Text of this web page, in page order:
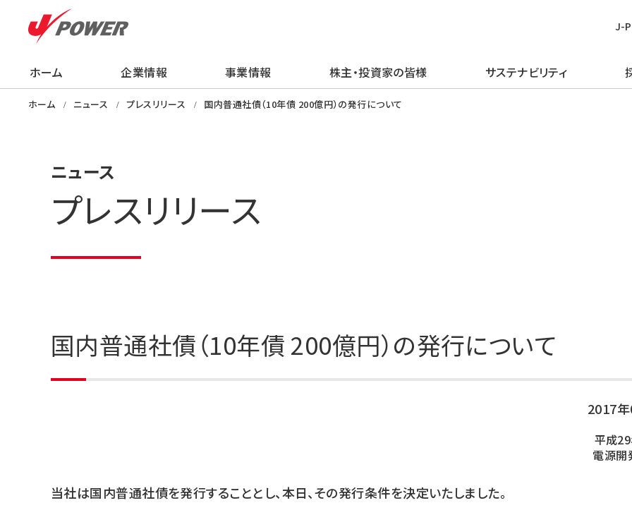
ホーム 企業情報
企業情報
ごあいさつ
技術開発
事業情報
事業情報
再生可能エネルギー
株主・投資家の皆様
株主・投資家の皆様
経営方針
サステナビリティ
サステナビリティ
TOPメッセージ
採用情報
新卒採用
ニュース
プレスリリース
知る・学ぶ・楽しむ
ピックアップ
J-
ホーム ニュース プレスリリース 国内普通社債（10年債 200億円）の発行について
ニュース
プレスリリース
国内普通社債（10年債 200億円）の発行について
2017
平成
電源開
当社は国内普通社債を発行することとし、本日、その発行条件を決定いたしました。